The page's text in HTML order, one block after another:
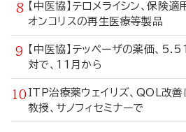
【中医協】テロメライシン、保
オンコリスの再生医療等製品
【中医協】テッペーザの薬価
対で、11月から
ITP治療薬ウェイリズ、QOL
教授、サノフィセミナーで